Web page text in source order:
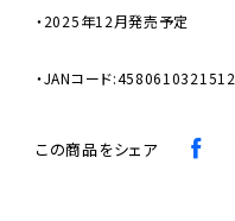
・2025年12月発売予定
・JANコード:4580610321512
この商品をシェア